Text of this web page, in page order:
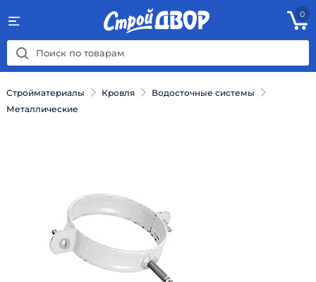
0
Стройматериалы Кровля
Водосточные системы
Металлические